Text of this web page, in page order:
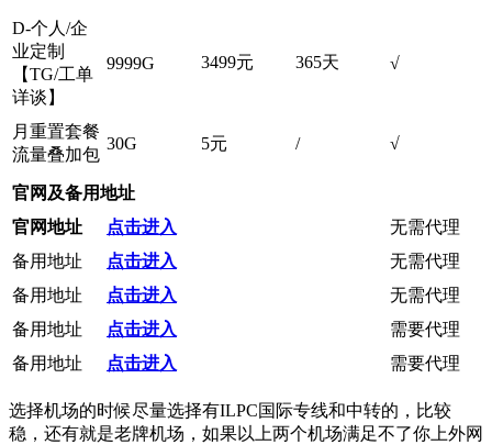
D-个人/企
业定制
【TG/工单
详谈】
9999G 3499元 365天 √
月重置套餐
流量叠加包
30G 5元 / √
官网及备用地址
官网地址
点击进入
无需代理
备用地址
点击进入
无需代理
备用地址
点击进入
无需代理
备用地址
点击进入
需要代理
备用地址
点击进入 需要代理
选择机场的时候尽量选择有ILPC国际专线和中转的，比较
稳，还有就是老牌机场，如果以上两个机场满足不了你上外网